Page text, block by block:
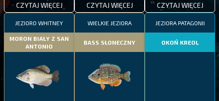
CZYTAJ WIĘCEJ CZYTAJ WIĘCEJ CZYTAJ WIĘCEJ
JEZIORO WHITNEY
MORON BIAŁY Z SAN
ANTONIO
WIELKIE JEZIORA
BASS SŁONECZNY
JEZIORA PATAGONII
OKOŃ KREOL